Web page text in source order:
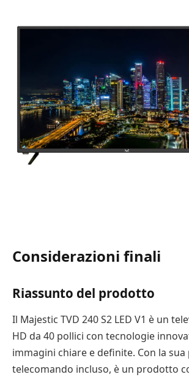
Considerazioni finali
Riassunto del prodotto
Il Majestic TVD 240 S2 LED V1 è un
HD da 40 pollici con tecnologie
immagini chiare e definite. Con la sua
telecomando incluso, è un prodotto